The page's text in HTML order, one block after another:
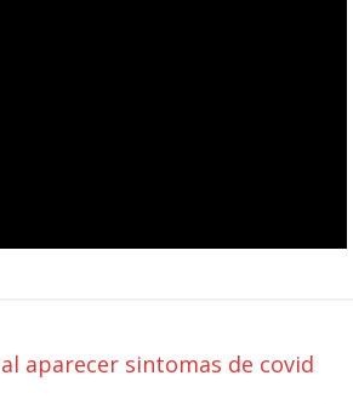
aparecer sintomas de covid